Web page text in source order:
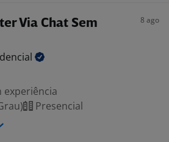
Via Chat Sem
8 ago
experiência
Presencial